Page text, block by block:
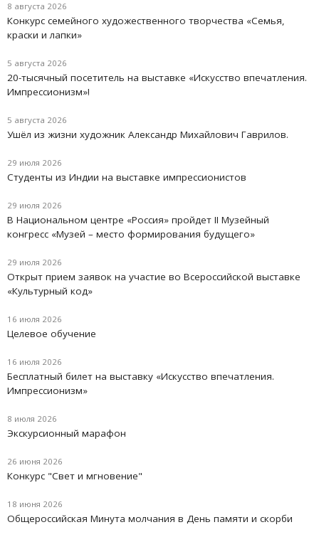
8 августа 2026
Конкурс семейного художественного творчества «Семья,
краски и лапки»
5 августа 2026
20-тысячный посетитель на выставке «Искусство впечатления.
Импрессионизм»!
5 августа 2026
Ушёл из жизни художник Александр Михайлович Гаврилов.
29 июля 2026
Студенты из Индии на выставке импрессионистов
29 июля 2026
В Национальном центре «Россия» пройдет II Музейный
конгресс «Музей – место формирования будущего»
29 июля 2026
Открыт прием заявок на участие во Всероссийской выставке
«Культурный код»
16 июля 2026
Целевое обучение
16 июля 2026
Бесплатный билет на выставку «Искусство впечатления.
Импрессионизм»
8 июля 2026
Экскурсионный марафон
26 июня 2026
Конкурс "Свет и мгновение"
18 июня 2026
Oбщероссийская Минута молчания в День памяти и скорби